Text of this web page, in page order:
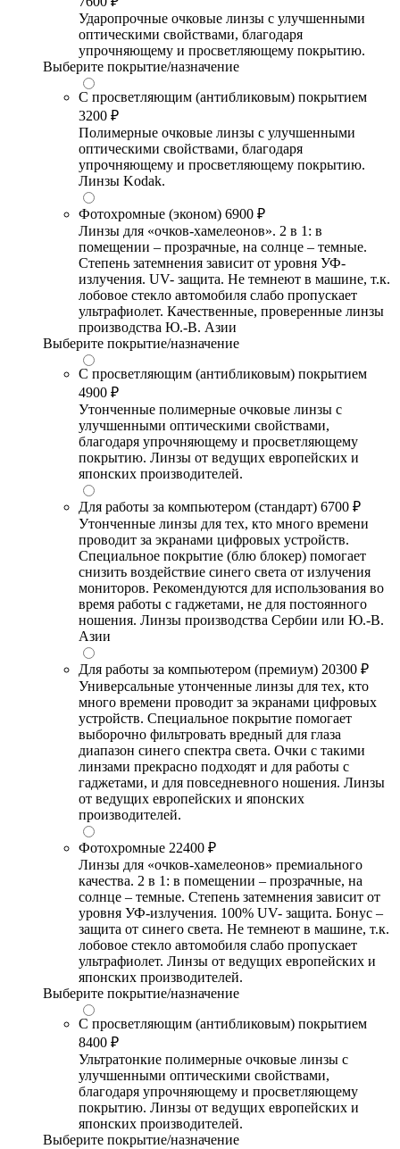
Ударопрочные очковые линзы с улучшенными
оптическими свойствами, благодаря
упрочняющему и просветляющему покрытию.
Выберите покрытие/назначение
С просветляющим (антибликовым) покрытием
3200 ₽
Полимерные очковые линзы с улучшенными
оптическими свойствами, благодаря
упрочняющему и просветляющему покрытию.
Линзы Kodak.
Фотохромные (эконом) 6900 ₽
Линзы для «очков-хамелеонов». 2 в 1: в
помещении – прозрачные, на солнце – темные.
Степень затемнения зависит от уровня УФ-
излучения. UV- защита. Не темнеют в машине, т.к.
лобовое стекло автомобиля слабо пропускает
ультрафиолет. Качественные, проверенные линзы
производства Ю.-В. Азии
Выберите покрытие/назначение
С просветляющим (антибликовым) покрытием
4900 ₽
Утонченные полимерные очковые линзы с
улучшенными оптическими свойствами,
благодаря упрочняющему и просветляющему
покрытию. Линзы от ведущих европейских и
японских производителей.
Для работы за компьютером (стандарт) 6700 ₽
Утонченные линзы для тех, кто много времени
проводит за экранами цифровых устройств.
Специальное покрытие (блю блокер) помогает
снизить воздействие синего света от излучения
мониторов. Рекомендуются для использования во
время работы с гаджетами, не для постоянного
ношения. Линзы производства Сербии или Ю.-В.
Азии
Для работы за компьютером (премиум) 20300 ₽
Универсальные утонченные линзы для тех, кто
много времени проводит за экранами цифровых
устройств. Специальное покрытие помогает
выборочно фильтровать вредный для глаза
диапазон синего спектра света. Очки с такими
линзами прекрасно подходят и для работы с
гаджетами, и для повседневного ношения. Линзы
от ведущих европейских и японских
производителей.
Фотохромные 22400 ₽
Линзы для «очков-хамелеонов» премиального
качества. 2 в 1: в помещении – прозрачные, на
солнце – темные. Степень затемнения зависит от
уровня УФ-излучения. 100% UV- защита. Бонус –
защита от синего света. Не темнеют в машине, т.к.
лобовое стекло автомобиля слабо пропускает
ультрафиолет. Линзы от ведущих европейских и
японских производителей.
Выберите покрытие/назначение
С просветляющим (антибликовым) покрытием
8400 ₽
Ультратонкие полимерные очковые линзы с
улучшенными оптическими свойствами,
благодаря упрочняющему и просветляющему
покрытию. Линзы от ведущих европейских и
японских производителей.
Выберите покрытие/назначение